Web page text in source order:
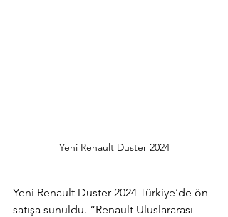
Yeni Renault Duster 2024
Yeni Renault Duster 2024 Türkiye’de ön
satışa sunuldu. “Renault Uluslararası